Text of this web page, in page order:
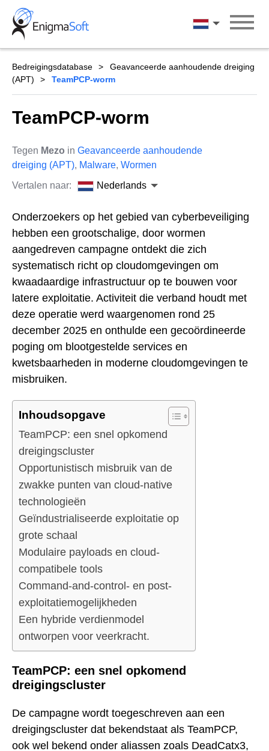
Skip
content
Nederlands
Bedreigingsdatabase
Geavanceerde aanhoudende dreiging
(APT)
TeamPCP-worm
TeamPCP-worm
Tegen Mezo in Geavanceerde aanhoudende
dreiging (APT), Malware, Wormen
Vertalen naar:
Nederlands
Onderzoekers op het gebied van cyberbeveiliging
hebben een grootschalige, door wormen
aangedreven campagne ontdekt die zich
systematisch richt op cloudomgevingen om
kwaadaardige infrastructuur op te bouwen voor
latere exploitatie. Activiteit die verband houdt met
deze operatie werd waargenomen rond 25
december 2025 en onthulde een gecoördineerde
poging om blootgestelde services en
kwetsbaarheden in moderne cloudomgevingen te
misbruiken.
Inhoudsopgave
TeamPCP: een snel opkomend
dreigingscluster
Opportunistisch misbruik van de
zwakke punten van cloud-native
technologieën
Geïndustrialiseerde exploitatie op
grote schaal
Modulaire payloads en cloud-
compatibele tools
Command-and-control- en post-
exploitatiemogelijkheden
Een hybride verdienmodel
ontworpen voor veerkracht.
TeamPCP: een snel opkomend
dreigingscluster
De campagne wordt toegeschreven aan een
dreigingscluster dat bekendstaat als TeamPCP,
ook wel bekend onder aliassen zoals DeadCatx3,